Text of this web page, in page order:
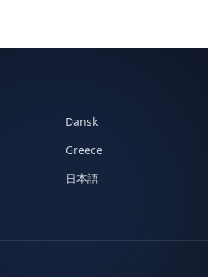
Dansk
Greece
日本語